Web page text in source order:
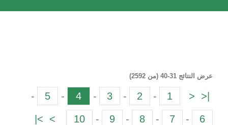
عرض النتائج 31-40 (من 2592)
|<
<
1
-
2
-
3
-
4
-
5
-
6
-
7
-
8
-
9
-
10
>
>|